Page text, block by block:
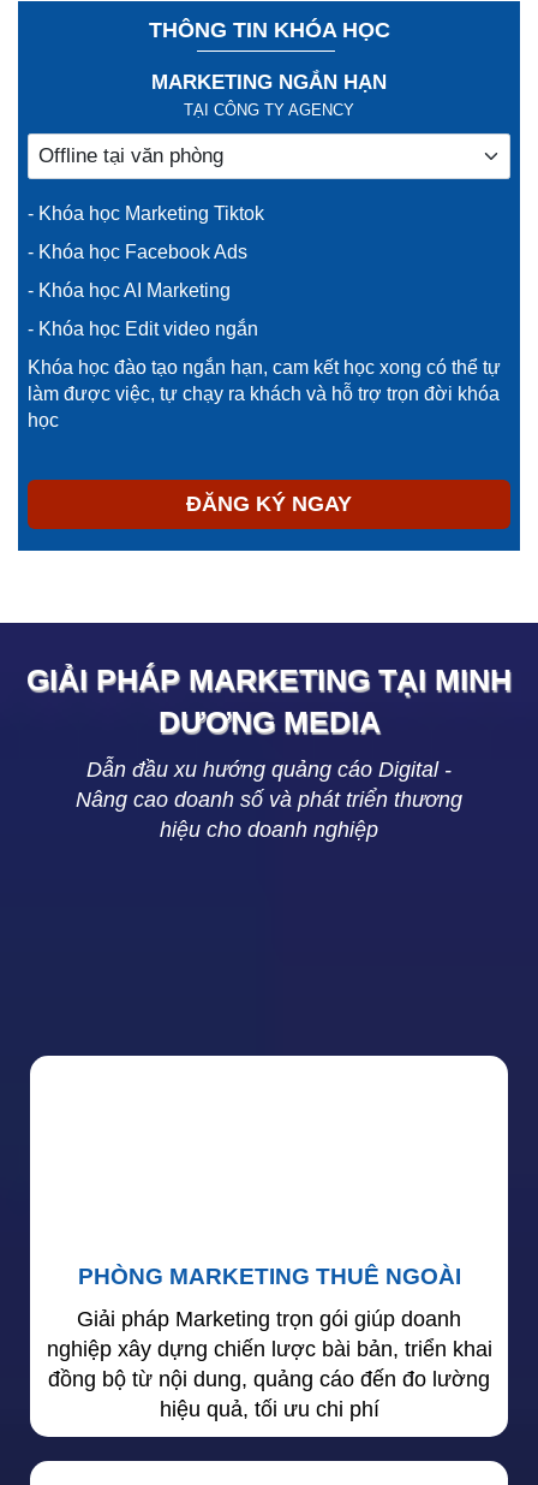
THÔNG TIN KHÓA HỌC
MARKETING NGẮN HẠN
TẠI CÔNG TY AGENCY
- Khóa học Marketing Tiktok
- Khóa học Facebook Ads
- Khóa học AI Marketing
- Khóa học Edit video ngắn
Khóa học đào tạo ngắn hạn, cam kết học xong có thể tự
làm được việc, tự chạy ra khách và hỗ trợ trọn đời khóa
học
ĐĂNG KÝ NGAY
GIẢI PHÁP MARKETING TẠI MINH
DƯƠNGMEDIA
Dẫn đầu xu hướng quảng cáo Digital -
Nâng cao doanh số và phát triển thương
hiệu cho doanh nghiệp
PHÒNG MARKETING THUÊ NGOÀI
Giải pháp Marketing trọn gói giúp doanh
nghiệp xây dựng chiến lược bài bản, triển khai
đồng bộ từ nội dung, quảng cáo đến đo lường
hiệu quả, tối ưu chi phí